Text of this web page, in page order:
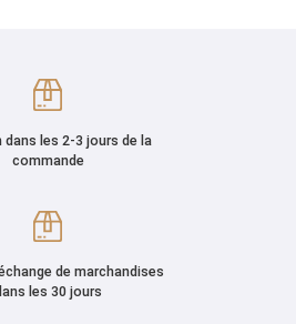
dans les 2-3 jours de la
commande
de marchandises
les 30 jours